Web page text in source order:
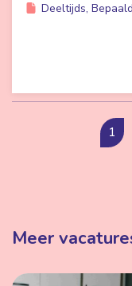
Deeltijds,
1
Meer